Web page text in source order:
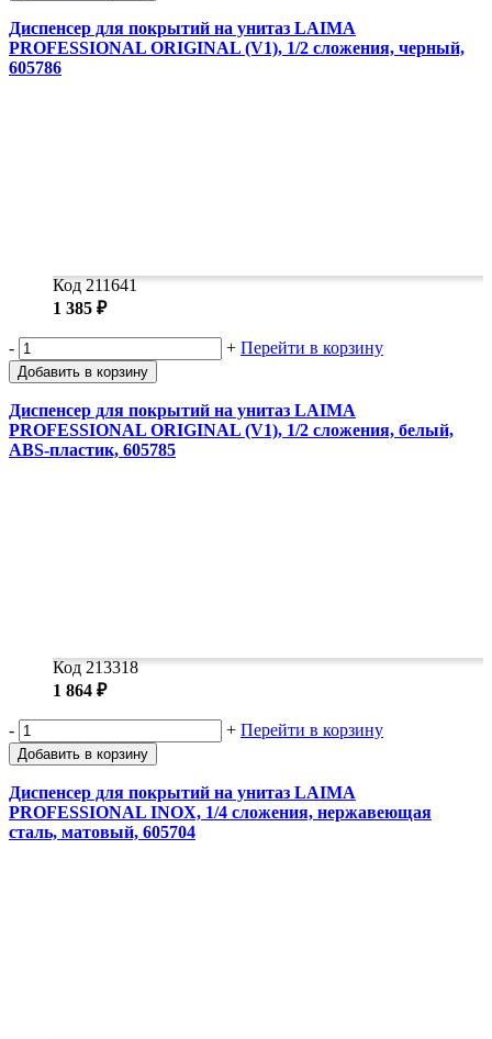
Диспенсер для покрытий на унитаз LAIMA
PROFESSIONAL ORIGINAL (V1), 1/2 сложения, черный,
605786
Код 211641
1 385 ₽
- + Перейти в корзину
Добавить в корзину
Диспенсер для покрытий на унитаз LAIMA
PROFESSIONAL ORIGINAL (V1), 1/2 сложения, белый,
ABS-пластик, 605785
Код 213318
1 864 ₽
- + Перейти в корзину
Добавить в корзину
Диспенсер для покрытий на унитаз LAIMA
PROFESSIONAL INOX, 1/4 сложения, нержавеющая
сталь, матовый, 605704